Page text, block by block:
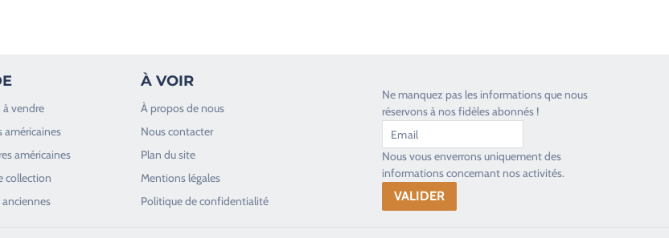
vendre
américaines
américaines
collection
À VOIR
À propos de nous
Nous contacter
Plan du site
Mentions légales
Politique de confidentialité
Ne manquez pas les informations que nous
réservons à nos fidèles abonnés !
Nous vous enverrons uniquement des
informations concernant nos activités.